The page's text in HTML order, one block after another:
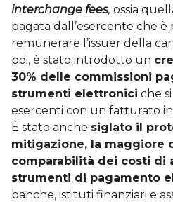
interchange fees, ossia
pagata dall’esercente che è
remunerare l’issuer della
poi, è stato introdotto un
30% delle commissioni
strumenti elettronici che
esercenti con un fatturato
È stato anche siglato il
mitigazione, la maggiore
comparabilità dei costi di
strumenti di pagamento
banche, istituti finanziari e